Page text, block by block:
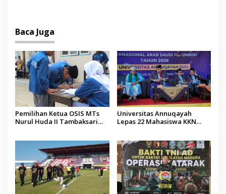
Baca Juga
Pemilihan Ketua OSIS MTs
Nurul Huda II Tambaksari
Universitas Annuqayah
Lepas 22 Mahasiswa KKN